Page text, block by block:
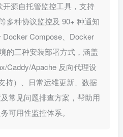
开源自托管监控工具，支持
多种协议监控及 90+ 种通知
Docker Compose、Docker
的三种安装部署方式，涵盖
Caddy/Apache 反向代理设
持）、日常运维更新、数据
常见问题排查方案，帮助用
可用性监控体系。